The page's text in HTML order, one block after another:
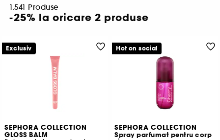
1.541 Produse
-25% la oricare 2 produse
SEPHORA COLLECTION
GLOSS BALM
Exclusiv
SEPHORA COLLECTION
Spray parfumat pentru corp
Hot on social